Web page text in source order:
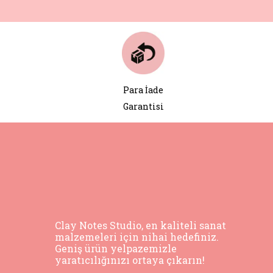
Para İade
Garantisi
Clay Notes Studio, en kaliteli sanat
malzemeleri için nihai hedefiniz.
Geniş ürün yelpazemizle
yaratıcılığınızı ortaya çıkarın!